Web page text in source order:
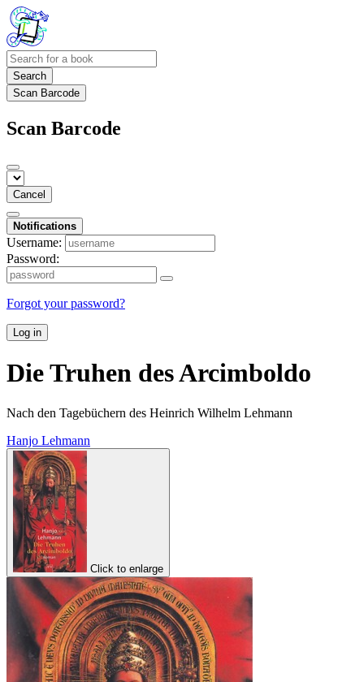
Search
Scan Barcode
Scan Barcode
Cancel
Notifications
Username:
Password:
Forgot your password?
Log in
Die Truhen des Arcimboldo
Nach den Tagebüchern des Heinrich Wilhelm Lehmann
Hanjo Lehmann
Click to enlarge